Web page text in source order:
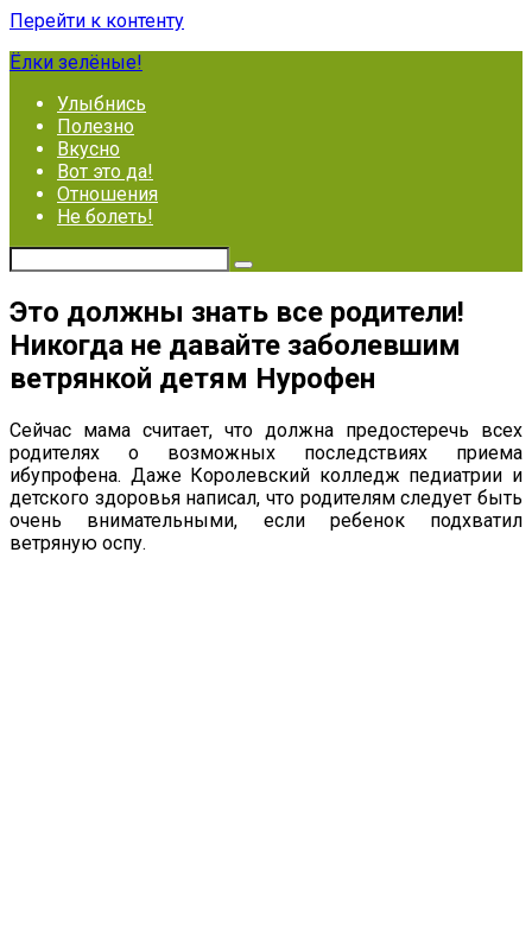
Перейти к контенту
Ёлки зелёные!
Улыбнись
Полезно
Вкусно
Вот это да!
Отношения
Не болеть!
Это должны знать все родители!
Никогда не давайте заболевшим
ветрянкой детям Нурофен
Сейчас мама считает, что должна предостеречь всех
родителях о возможных последствиях приема
ибупрофена. Даже Королевский колледж педиатрии и
детского здоровья написал, что родителям следует быть
очень внимательными, если ребенок подхватил
ветряную оспу.